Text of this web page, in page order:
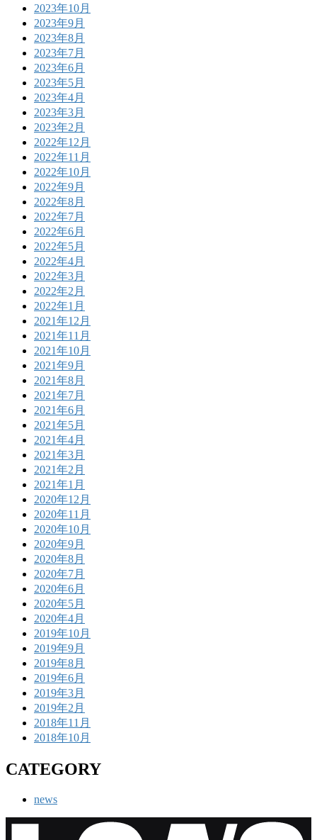
2023年10月
2023年9月
2023年8月
2023年7月
2023年6月
2023年5月
2023年4月
2023年3月
2023年2月
2022年12月
2022年11月
2022年10月
2022年9月
2022年8月
2022年7月
2022年6月
2022年5月
2022年4月
2022年3月
2022年2月
2022年1月
2021年12月
2021年11月
2021年10月
2021年9月
2021年8月
2021年7月
2021年6月
2021年5月
2021年4月
2021年3月
2021年2月
2021年1月
2020年12月
2020年11月
2020年10月
2020年9月
2020年8月
2020年7月
2020年6月
2020年5月
2020年4月
2019年10月
2019年9月
2019年8月
2019年6月
2019年3月
2019年2月
2018年11月
2018年10月
CATEGORY
news